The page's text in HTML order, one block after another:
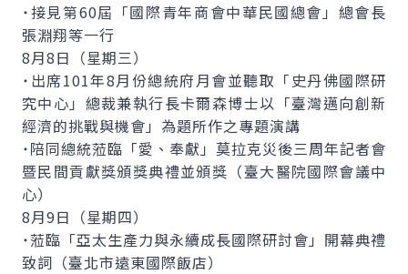
˙接見第60屆「國際青年商會中華民國總會」總會長
張淵翔等一行
8月8日（星期三）
˙出席101年8月份總統府月會並聽取「史丹佛國際研
究中心」總裁兼執行長卡爾森博士以「臺灣邁向創新
經濟的挑戰與機會」為題所作之專題演講
˙陪同總統蒞臨「愛、奉獻」莫拉克災後三周年記者會
暨民間貢獻獎頒獎典禮並頒獎（臺大醫院國際會議中
心）
8月9日（星期四）
˙蒞臨「亞太生產力與永續成長國際研討會」開幕典禮
致詞（臺北市遠東國際飯店）